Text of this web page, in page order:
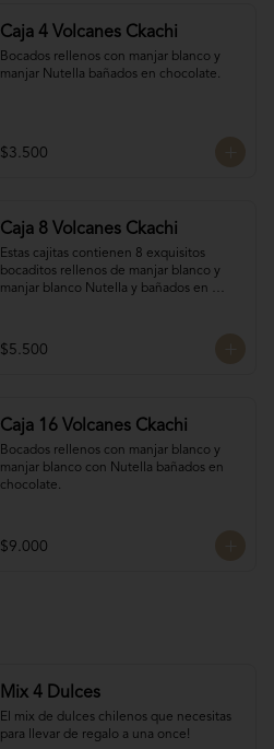
Caja 4 Volcanes Ckachi
Bocados rellenos con manjar blanco y
manjar Nutella bañados en chocolate.
$3.500
Caja 8 Volcanes Ckachi
Estas cajitas contienen 8 exquisitos
bocaditos rellenos de manjar blanco y
manjar blanco Nutella y bañados en
¡Nada mejor que un poco de dulzura para
alegrarles el día! 🍫✨
$5.500
Caja 16 Volcanes Ckachi
Bocados rellenos con manjar blanco y
manjar blanco con Nutella bañados en
chocolate.
$9.000
Mix 4 Dulces
El mix de dulces chilenos que necesitas
para llevar de regalo a una once!